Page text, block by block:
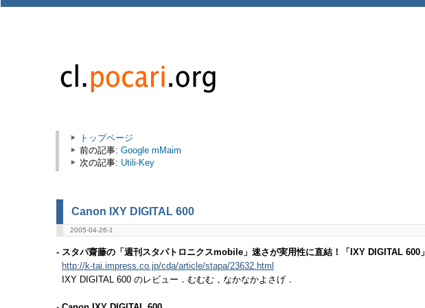
トップページ
前の記事: Google mMaim
次の記事: Utili-Key
Canon IXY DIGITAL 600
2005-04-26-1
- スタパ齋藤の「週刊スタパトロニクスmobile」速さが実用性に直結！「IXY DIGITAL 600」
http://k-tai.impress.co.jp/cda/article/stapa/23632.html
IXY DIGITAL 600 のレビュー．むむむ，なかなかよさげ．